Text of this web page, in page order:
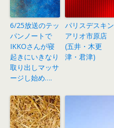
6/25放送のテッ
パンノートで
IKKOさんが寝
起きにいきなり
取り出しマッサ
ージし始め….
パリスデスキン
アリオ市原店
(五井・木更
津・君津)